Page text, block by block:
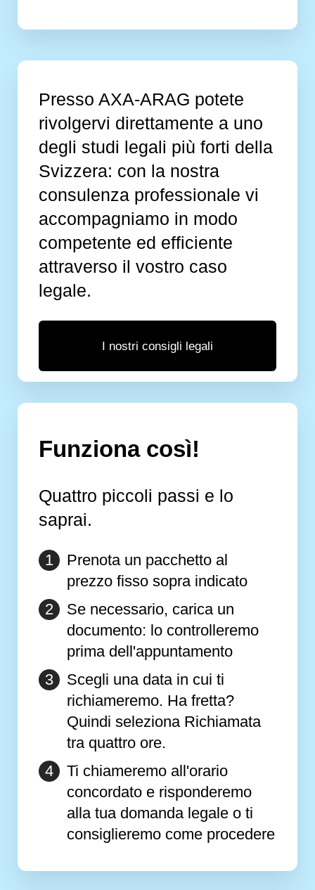
Presso AXA-ARAG potete
rivolgervi direttamente a uno
degli studi legali più forti della
Svizzera: con la nostra
consulenza professionale vi
accompagniamo in modo
competente ed efficiente
attraverso il vostro caso
legale.
I nostri consigli legali
Funziona così!
Quattro piccoli passi e lo
saprai.
Prenota un pacchetto al
prezzo fisso sopra indicato
Se necessario, carica un
documento: lo controlleremo
prima dell'appuntamento
Scegli una data in cui ti
richiameremo. Ha fretta?
Quindi seleziona Richiamata
tra quattro ore.
Ti chiameremo all'orario
concordato e risponderemo
alla tua domanda legale o ti
consiglieremo come procedere